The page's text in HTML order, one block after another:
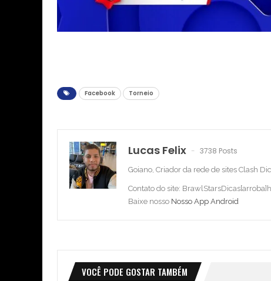
Facebook Torneio
Lucas Felix 3738 Posts
Goiano, Criador da rede de sites Clash
Contato do site:
Baixe nosso Nosso App Android
VOCÊ PODE GOSTAR TAMBÉM